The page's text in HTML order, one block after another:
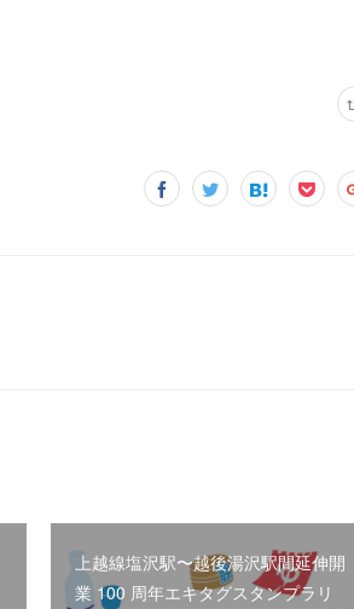
上越線塩沢駅〜越後湯沢駅間延伸開
業 100 周年エキタグスタンプラリ